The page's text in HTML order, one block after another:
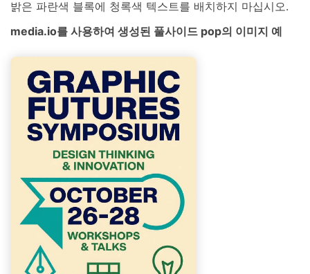
밝은 파란색 블록에 청록색 텍스트를 배치하지 마십시오.
media.io를 사용하여 생성된 풀사이드 pop의 이미지 예